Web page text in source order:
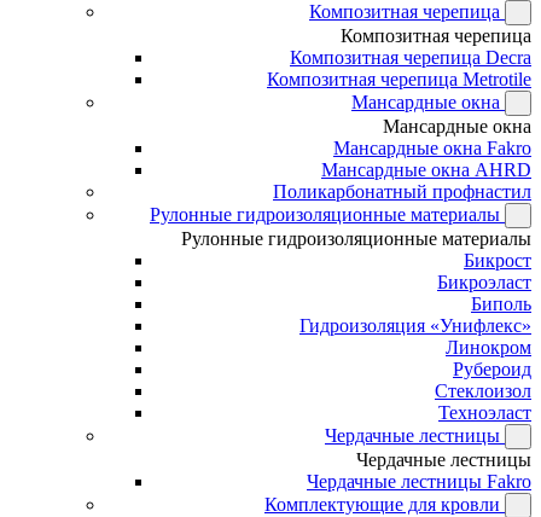
Композитная черепица
Композитная черепица
Композитная черепица Decra
Композитная черепица Metrotile
Мансардные окна
Мансардные окна
Мансардные окна Fakro
Мансардные окна AHRD
Поликарбонатный профнастил
Рулонные гидроизоляционные материалы
Рулонные гидроизоляционные материалы
Бикрост
Бикроэласт
Биполь
Гидроизоляция «Унифлекс»
Линокром
Рубероид
Стеклоизол
Техноэласт
Чердачные лестницы
Чердачные лестницы
Чердачные лестницы Fakro
Комплектующие для кровли